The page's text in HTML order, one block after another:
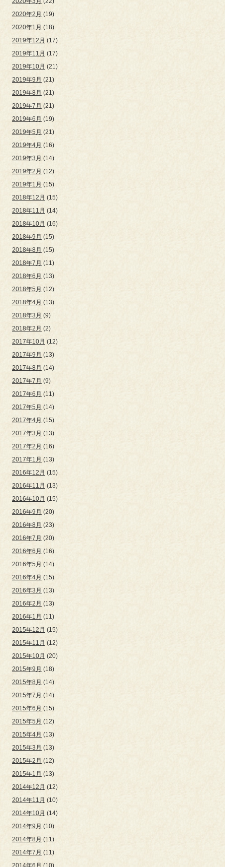
2020年2月 (19)
2020年1月 (18)
2019年12月 (17)
2019年11月 (17)
2019年10月 (21)
2019年9月 (21)
2019年8月 (21)
2019年7月 (21)
2019年6月 (19)
2019年5月 (21)
2019年4月 (16)
2019年3月 (14)
2019年2月 (12)
2019年1月 (15)
2018年12月 (15)
2018年11月 (14)
2018年10月 (16)
2018年9月 (15)
2018年8月 (15)
2018年7月 (11)
2018年6月 (13)
2018年5月 (12)
2018年4月 (13)
2018年3月 (9)
2018年2月 (2)
2017年10月 (12)
2017年9月 (13)
2017年8月 (14)
2017年7月 (9)
2017年6月 (11)
2017年5月 (14)
2017年4月 (15)
2017年3月 (13)
2017年2月 (16)
2017年1月 (13)
2016年12月 (15)
2016年11月 (13)
2016年10月 (15)
2016年9月 (20)
2016年8月 (23)
2016年7月 (20)
2016年6月 (16)
2016年5月 (14)
2016年4月 (15)
2016年3月 (13)
2016年2月 (13)
2016年1月 (11)
2015年12月 (15)
2015年11月 (12)
2015年10月 (20)
2015年9月 (18)
2015年8月 (14)
2015年7月 (14)
2015年6月 (15)
2015年5月 (12)
2015年4月 (13)
2015年3月 (13)
2015年2月 (12)
2015年1月 (13)
2014年12月 (12)
2014年11月 (10)
2014年10月 (14)
2014年9月 (10)
2014年8月 (11)
2014年7月 (11)
2014年6月 (10)